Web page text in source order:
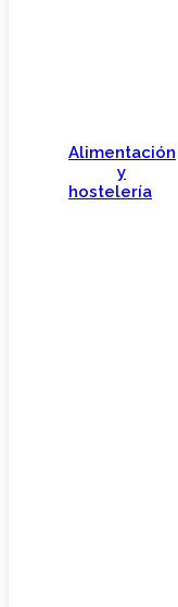
Alimentación
y
hostelería